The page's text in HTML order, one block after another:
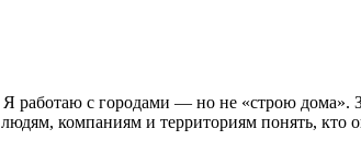
Я работаю с городами — но не «строю
компаниям и территориям понять, кто